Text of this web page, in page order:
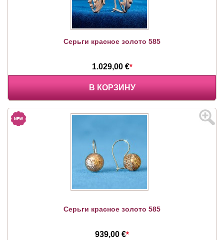
Серьги красное золото 585
1.029,00 €*
В КОРЗИНУ
Серьги красное золото 585
939,00 €*